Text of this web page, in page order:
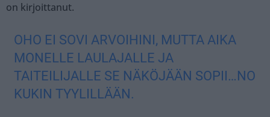
on kirjoittanut.
OHO EI SOVI ARVOIHINI, MUTTA AIKA
MONELLE LAULAJALLE JA
TAITEILIJALLE SE NÄKÖJÄÄN SOPII…NO
KUKIN TYYLILLÄÄN.